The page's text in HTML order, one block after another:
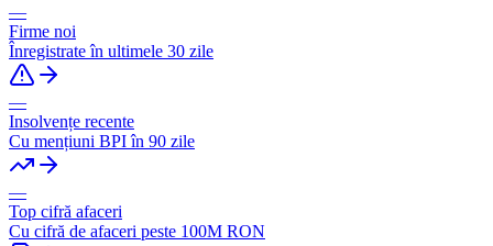
—
Firme noi
Înregistrate în ultimele 30 zile
—
Insolvențe recente
Cu mențiuni BPI în 90 zile
—
Top cifră afaceri
Cu cifră de afaceri peste 100M RON